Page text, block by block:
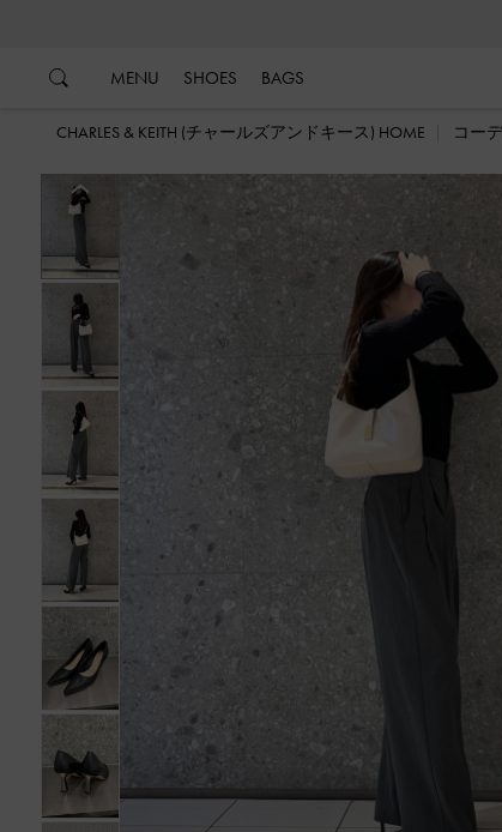
MENU SHOES BAGS
CHARLES & KEITH (チャールズアンドキース) HOME コー
戻る